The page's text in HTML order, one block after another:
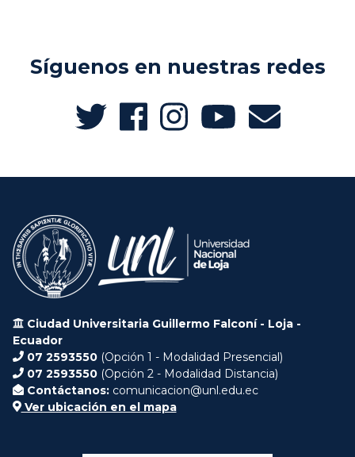
Síguenos en nuestras redes
Ciudad Universitaria Guillermo Falconí - Loja -
Ecuador
07 2593550 (Opción 1 - Modalidad Presencial)
07 2593550 (Opción 2 - Modalidad Distancia)
Contáctanos: comunicacion@unl.edu.ec
Ver ubicación en el mapa